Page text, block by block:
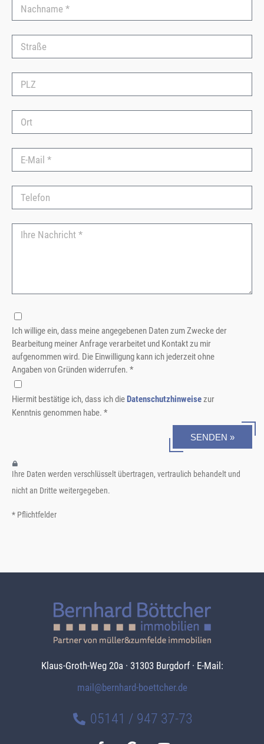
Klaus-Groth-Weg 20a · 31303 Burgdorf · E-Mail:
mail@bernhard-boettcher.de
05141 / 947 37-73
Ich willige ein, dass meine angegebenen Daten zum Zwecke der
Bearbeitung meiner Anfrage verarbeitet und Kontakt zu mir
aufgenommen wird. Die Einwilligung kann ich jederzeit ohne
Angaben von Gründen widerrufen. *
Hiermit bestätige ich, dass ich die Datenschutzhinweisezur
Kenntnis genommen habe. *
SENDEN »
Ihre Daten werden verschlüsselt übertragen, vertraulich behandelt und
nicht an Dritte weitergegeben.
* Pflichtfelder